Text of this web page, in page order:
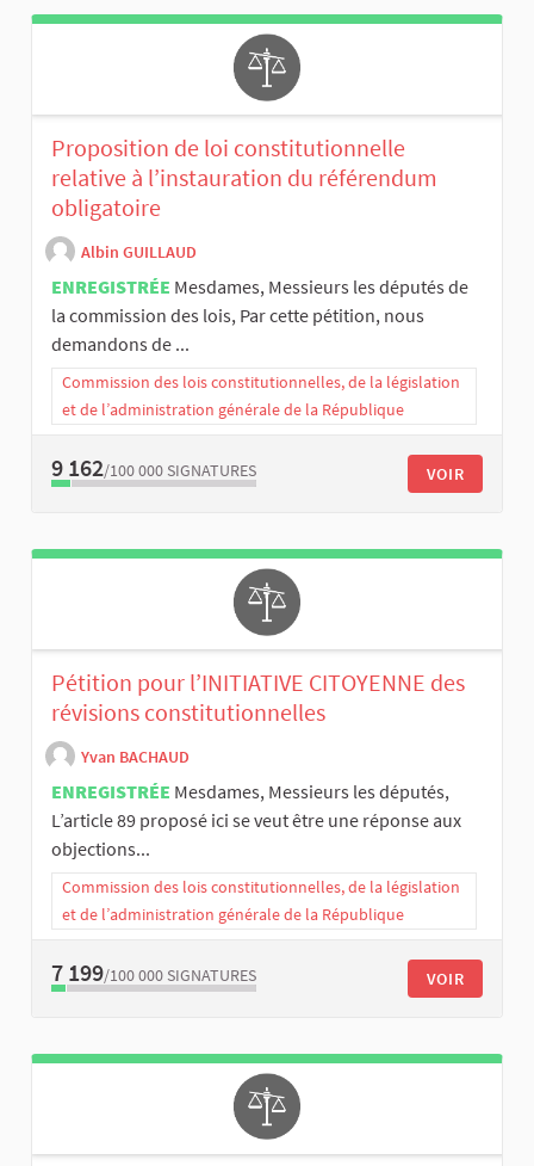
Proposition de loi constitutionnelle
relative à l’instauration du référendum
obligatoire
Albin GUILLAUD
ENREGISTRÉE Mesdames, Messieurs les députés de
la commission des lois, Par cette pétition, nous
demandons de ...
Commission des lois constitutionnelles, de la législation
et de l’administration générale de la République
9 162/100 000 SIGNATURES VOIR
Pétition pour l’INITIATIVE CITOYENNE des
révisions constitutionnelles
Yvan BACHAUD
ENREGISTRÉE Mesdames, Messieurs les députés,
L’article 89 proposé ici se veut être une réponse aux
objections...
Commission des lois constitutionnelles, de la législation
et de l’administration générale de la République
7 199/100 000 SIGNATURES VOIR